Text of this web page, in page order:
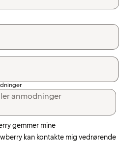
gemmer mine
kan kontakte mig vedrørende